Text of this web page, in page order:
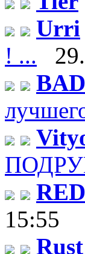
Urri
! ...
15:55
Rust